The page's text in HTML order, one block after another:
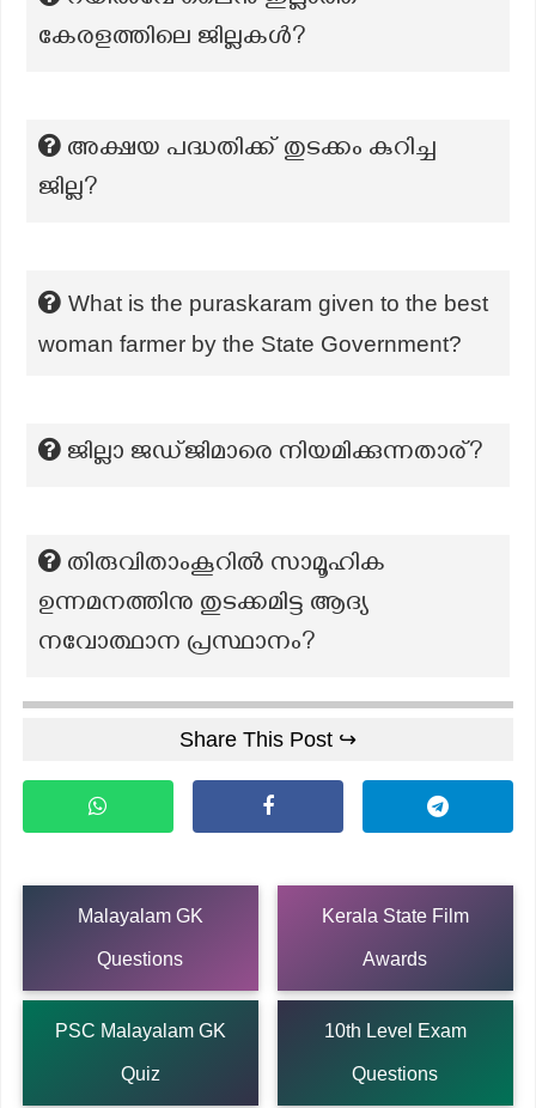
കേരളത്തിലെ ജില്ലകൾ?
അക്ഷയ പദ്ധതിക്ക് തുടക്കം കുറിച്ച
ജില്ല?
What is the puraskaram given to the best
woman farmer by the State Government?
ജില്ലാ ജഡ്ജിമാരെ നിയമിക്കുന്നതാര്?
തിരുവിതാംകൂറിൽ സാമൂഹിക
ഉന്നമനത്തിനു തുടക്കമിട്ട ആദ്യ
നവോത്ഥാന പ്രസ്ഥാനം?
Share This Post ↪
Malayalam GK
Questions
Kerala State Film
Awards
PSC Malayalam GK
Quiz
10th Level Exam
Questions